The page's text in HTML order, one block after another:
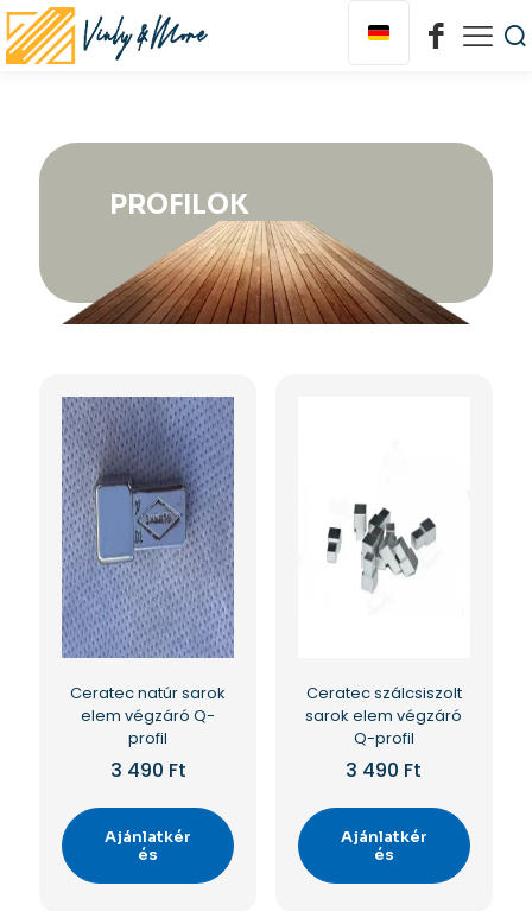
PROFILOK
Ceratec natúr sarok
elem végzáró Q-
profil
3 490 Ft
Ajánlatkér
és
Ceratec szálcsiszolt
sarok elem végzáró
Q-profil
3 490 Ft
Ajánlatkér
és